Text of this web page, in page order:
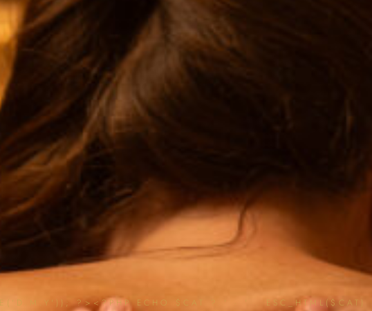
?><?PHP ECHO $CAT ? ' · ' . ESC_HTML($CAT) :